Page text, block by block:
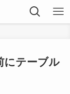
にテーブル